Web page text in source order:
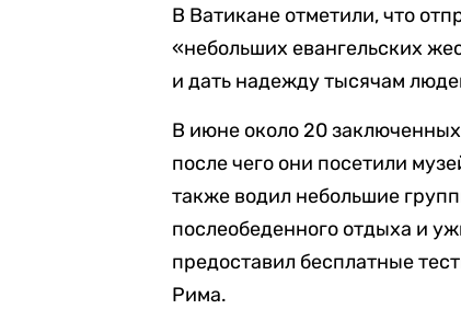
В Ватикане отметили, что
«небольших евангельских
и дать надежду тысячам
В июне около 20
после чего они посетили
также водил небольшие
послеобеденного отдыха и
предоставил бесплатные
Рима.